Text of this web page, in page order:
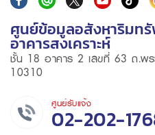
ศูนย์ข้อมูลอสังหาริมท
อาคารสงเคราะห์
ชั้น 18 อาคาร 2 เลขที่ 63 ถ.พร
10310
ศูนย์รับแจ้ง
02-202-